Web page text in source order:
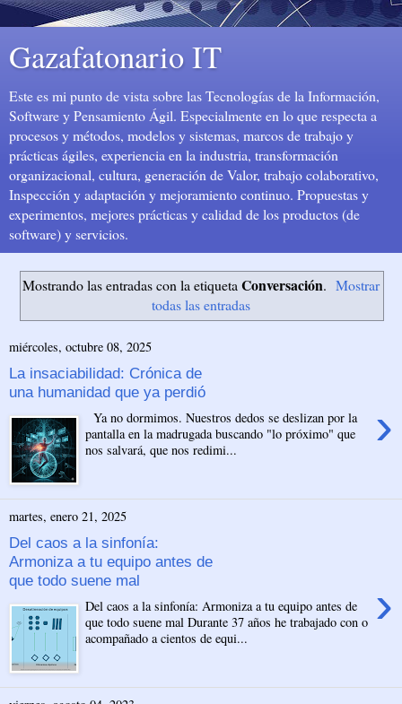
Gazafatonario IT
Este es mi punto de vista sobre las Tecnologías de la Información,
Software y Pensamiento Ágil. Especialmente en lo que respecta a
procesos y métodos, modelos y sistemas, marcos de trabajo y
prácticas ágiles, experiencia en la industria, transformación
organizacional, cultura, generación de Valor, trabajo colaborativo,
Inspección y adaptación y mejoramiento continuo. Propuestas y
experimentos, mejores prácticas y calidad de los productos (de
software) y servicios.
Mostrando las entradas con la etiqueta Conversación. Mostrar
todas las entradas
miércoles, octubre 08, 2025
La insaciabilidad: Crónica de
una humanidad que ya perdió
›
Ya no dormimos. Nuestros dedos se deslizan por la
pantalla en la madrugada buscando "lo próximo" que
nos salvará, que nos redimi...
martes, enero 21, 2025
Del caos a la sinfonía:
Armoniza a tu equipo antes de
que todo suene mal
›
Del caos a la sinfonía: Armoniza a tu equipo antes de
que todo suene mal Durante 37 años he trabajado con o
acompañado a cientos de equi...